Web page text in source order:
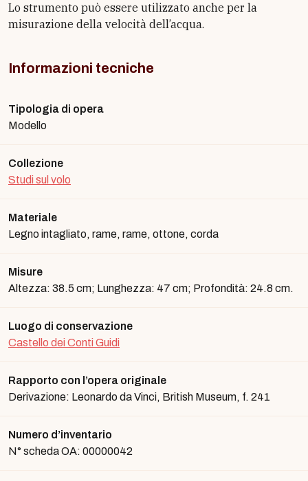
Lo strumento può essere utilizzato anche per la
misurazione della velocità dell’acqua.
Informazioni tecniche
Tipologia di opera
Modello
Collezione
Studi sul volo
Materiale
Legno intagliato, rame, rame, ottone, corda
Misure
Altezza: 38.5 cm; Lunghezza: 47 cm; Profondità: 24.8 cm.
Luogo di conservazione
Castello dei Conti Guidi
Rapporto con l’opera originale
Derivazione: Leonardo da Vinci, British Museum, f. 241
Numero d’inventario
N° scheda OA: 00000042